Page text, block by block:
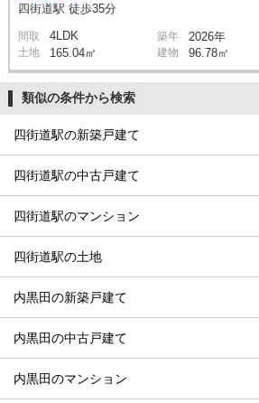
四街道駅 徒歩35分
間取 4LDK 築年 2026年
土地 165.04㎡ 建物 96.78㎡
類似の条件から検索
四街道駅の新築戸建て
四街道駅の中古戸建て
四街道駅のマンション
四街道駅の土地
内黒田の新築戸建て
内黒田の中古戸建て
内黒田のマンション